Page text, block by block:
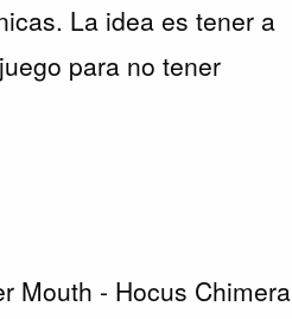
La idea es tener a
para no tener
Mouth - Hocus Chimera